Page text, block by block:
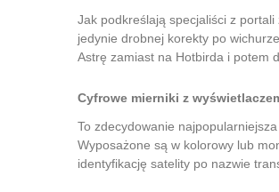
Jak podkreślają specjaliści z
jedynie drobnej korekty po
Astrę zamiast na Hotbirda i potem
Cyfrowe mierniki z
To zdecydowanie
Wyposażone są w kolorowy lub
identyfikację satelity po nazwie